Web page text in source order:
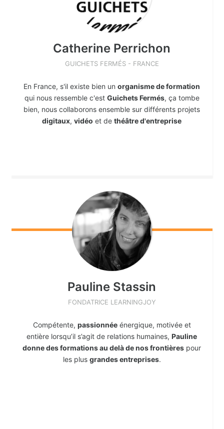
Catherine Perrichon
GUICHETS FERMÉS - FRANCE
En France, s'il existe bien unorganisme de formation
qui nous ressemble c'est Guichets Fermés, ça tombe
bien, nous collaborons ensemble sur différents projets
digitaux,vidéo et dethéâtre d'entreprise
Pauline Stassin
FONDATRICE LEARNINGJOY
Compétente, passionnéeénergique, motivée et
entière lorsqu’il s’agit de relations humaines,Pauline
donne des formations au delà de nos frontières pour
les plus grandes entreprises.